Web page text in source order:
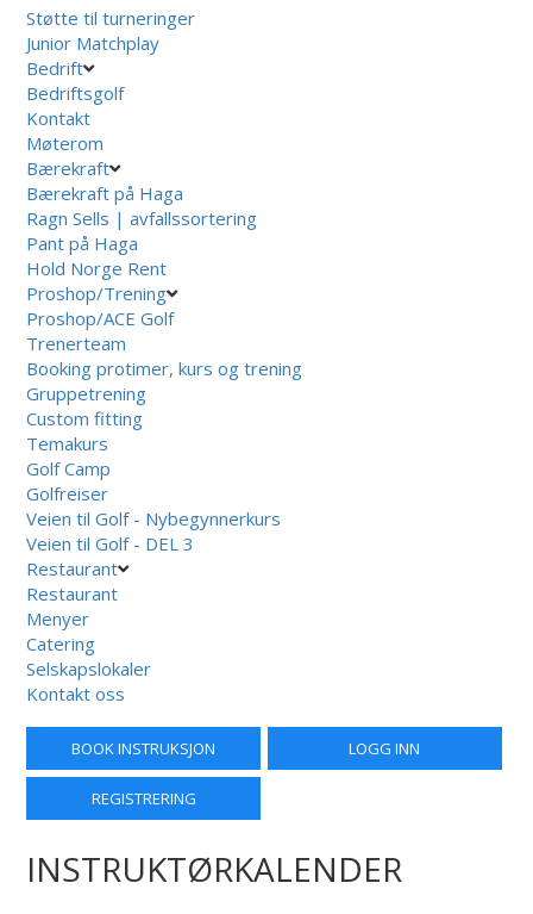
Støtte til turneringer
Junior Matchplay
Bedrift
Bedriftsgolf
Kontakt
Møterom
Bærekraft
Bærekraft på Haga
Ragn Sells | avfallssortering
Pant på Haga
Hold Norge Rent
Proshop/Trening
Proshop/ACE Golf
Trenerteam
Booking protimer, kurs og trening
Gruppetrening
Custom fitting
Temakurs
Golf Camp
Golfreiser
Veien til Golf - Nybegynnerkurs
Veien til Golf - DEL 3
Restaurant
Restaurant
Menyer
Catering
Selskapslokaler
Kontakt oss
BOOK INSTRUKSJON LOGG INN
REGISTRERING
INSTRUKTØRKALENDER